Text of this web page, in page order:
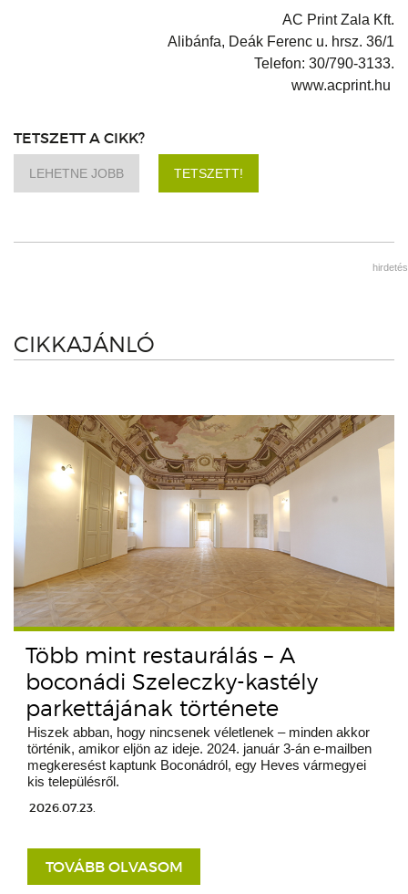
AC Print Zala Kft.
Alibánfa, Deák Ferenc u. hrsz. 36/1
Telefon: 30/790-3133.
www.acprint.hu
TETSZETT A CIKK?
LEHETNE JOBB TETSZETT!
hirdetés
CIKKAJÁNLÓ
Több mint restaurálás – A
boconádi Szeleczky-kastély
parkettájának története
Hiszek abban, hogy nincsenek véletlenek – minden akkor
történik, amikor eljön az ideje. 2024. január 3-án e-mailben
megkeresést kaptunk Boconádról, egy Heves vármegyei
kis településről.
2026.07.23.
TOVÁBB OLVASOM